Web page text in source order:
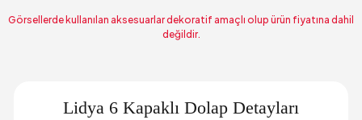
Görsellerde kullanılan aksesuarlar dekoratif amaçlı olup ürün fiyatına dahil
değildir.
Lidya 6 Kapaklı Dolap Detayları